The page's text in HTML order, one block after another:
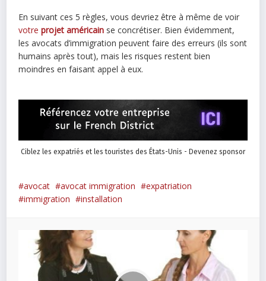
En suivant ces 5 règles, vous devriez être à même de voir
votreprojet américain se concrétiser. Bien évidemment,
les avocats d’immigration peuvent faire des erreurs (ils sont
humains après tout), mais les risques restent bien
moindres en faisant appel à eux.
Ciblez les expatriés et les touristes des États-Unis - Devenez sponsor
avocat avocat immigration
expatriation
immigration
installation